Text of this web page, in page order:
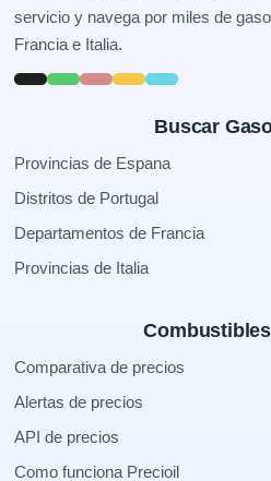
servicio y navega por miles de
Francia e Italia.
Buscar
Provincias de Espana
Distritos de Portugal
Departamentos de Francia
Provincias de Italia
Comparativa de precios
Alertas de precios
API de precios
Como funciona Precioil